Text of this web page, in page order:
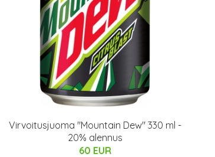
Virvoitusjuoma "Mountain Dew" 330 ml -
20% alennus
60 EUR